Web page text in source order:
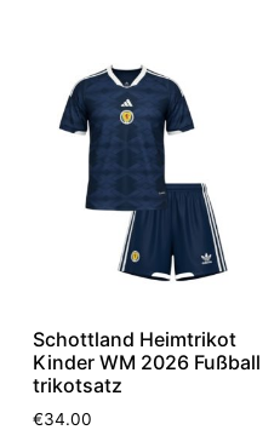
Schottland Heimtrikot
Kinder WM 2026 Fußball
trikotsatz
€34.00